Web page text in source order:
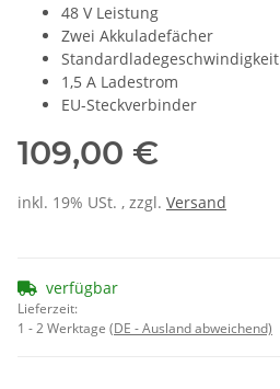
48 V Leistung
Zwei Akkuladefächer
Standardladegeschwindigkeit
1,5 A Ladestrom
EU-Steckverbinder
109,00 €
inkl. 19% USt. , zzgl. Versand
verfügbar
Lieferzeit:
1 - 2 Werktage (DE - Ausland abweichend)